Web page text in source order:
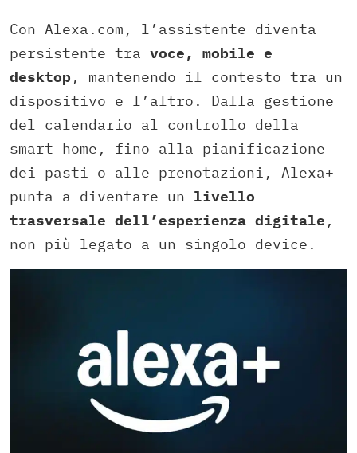
Con Alexa.com, l’assistente diventa
persistente tra voce, mobile e
desktop , mantenendo il contesto tra un
dispositivo e l’altro. Dalla gestione
del calendario al controllo della
smart home, fino alla pianificazione
dei pasti o alle prenotazioni, Alexa+
punta a diventare un livello
trasversale dell’esperienza digitale ,
non più legato a un singolo device.